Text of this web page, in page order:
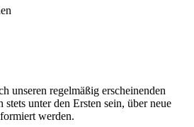
unseren regelmäßig erscheinenden
unter den Ersten sein, über neue
werden.